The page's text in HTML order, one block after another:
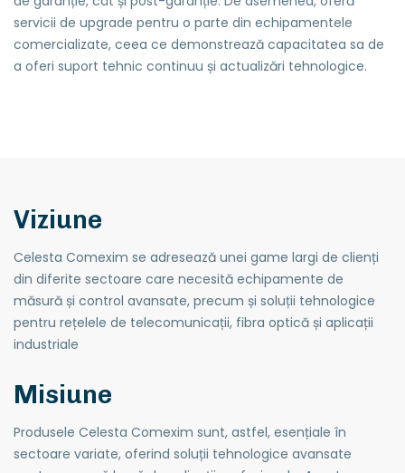
servicii de upgrade pentru o parte din echipamentele
comercializate, ceea ce demonstrează capacitatea sa de
a oferi suport tehnic continuu și actualizări tehnologice.
Viziune
Celesta Comexim se adresează unei game largi de clienți
din diferite sectoare care necesită echipamente de
măsură și control avansate, precum și soluții tehnologice
pentru rețelele de telecomunicații, fibra optică și aplicații
industriale
Misiune
Produsele Celesta Comexim sunt, astfel, esențiale în
sectoare variate, oferind soluții tehnologice avansate